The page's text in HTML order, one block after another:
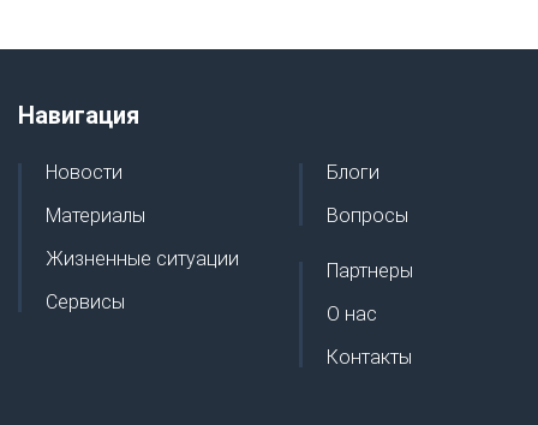
Навигация
Новости
Материалы
Жизненные ситуации
Сервисы
Блоги
Вопросы
Партнеры
О нас
Контакты